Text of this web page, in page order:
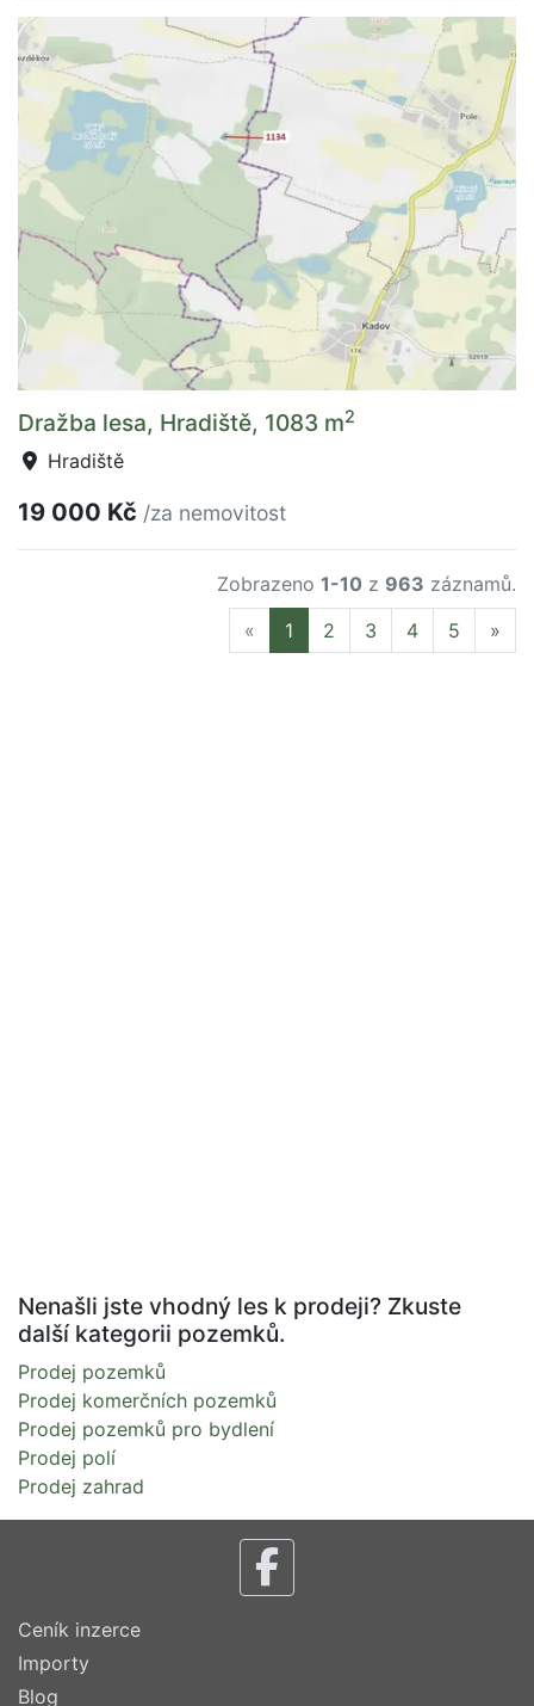
Dražba lesa, Hradiště, 1083 m2
Hradiště
19 000 Kč /za nemovitost
Zobrazeno 1-10 z 963 záznamů.
« Previous
1 2 3 4 5 »
Nenašli jste vhodný les k prodeji? Zkuste
další kategorii pozemků.
Prodej pozemků
Prodej komerčních pozemků
Prodej pozemků pro bydlení
Prodej polí
Prodej zahrad
Ceník inzerce
Importy
Blog